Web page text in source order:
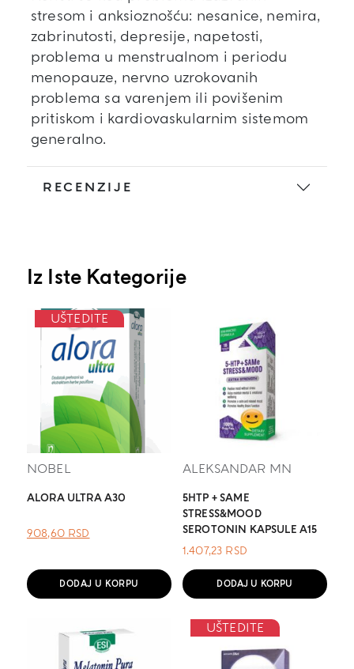
stresom i anksioznošću: nesanice, nemira,
zabrinutosti, depresije, napetosti,
problema u menstrualnom i periodu
menopauze, nervno uzrokovanih
problema sa varenjem ili povišenim
pritiskom i kardiovaskularnim sistemom
generalno.
RECENZIJE
Iz Iste Kategorije
UŠTEDITE
NOBEL
ALORA ULTRA A30
ОРИГИНАЛНА
БИЛА:
.
908,60 RSD
DODAJ U KORPU
ALEKSANDAR MN
5HTP + SAME
STRESS&MOOD
SEROTONIN KAPSULE A15
1.407,23 RSD
DODAJ U KORPU
UŠTEDITE